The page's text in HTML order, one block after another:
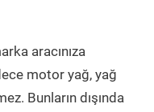
aracınıza
motor yağ, yağ
Bunların dışında